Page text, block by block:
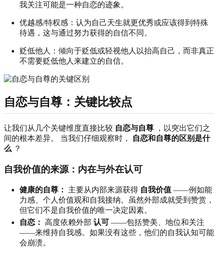
我关注可能是一种自恋的迹象。
优越感/特权感：认为自己天生就更优秀或应该得到特殊
待遇，这与通过努力获得的自信不同。
贬低他人：倾向于贬低或轻视他人以抬高自己，而非真正
不需要贬低他人来建立的自信。
自恋与自尊：关键比较点
让我们从几个关键维度直接比较 自恋与自尊 ，以突出它们之
间的根本差异。 当我们仔细观察时，
自恋和自尊的区别是什
么 ？
自我价值的来源：内在与外在认可
健康的自尊： 主要从内部来源获得 自我价值 ——例如能
力感、个人价值观和自我接纳。虽然外部成就受到赞赏，
但它们不是自我价值的唯一决定因素。
自恋： 高度依赖外部 认可 ——包括赞美、地位和关注
——来维持自我感。如果没有这些，他们的自我认知可能
会崩溃。